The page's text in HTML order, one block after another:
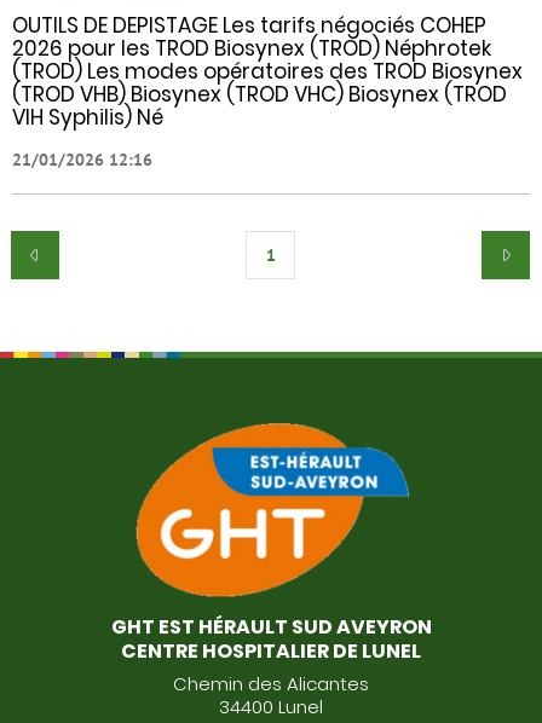
OUTILS DE DEPISTAGE Les tarifs négociés COHEP
2026 pour les TROD Biosynex (TROD) Néphrotek
(TROD) Les modes opératoires des TROD Biosynex
(TROD VHB) Biosynex (TROD VHC) Biosynex (TROD
VIH Syphilis) Né
21/01/2026 12:16
1
GHT EST HÉRAULT SUD AVEYRON
CENTRE HOSPITALIER DE LUNEL
Chemin des Alicantes
34400 Lunel